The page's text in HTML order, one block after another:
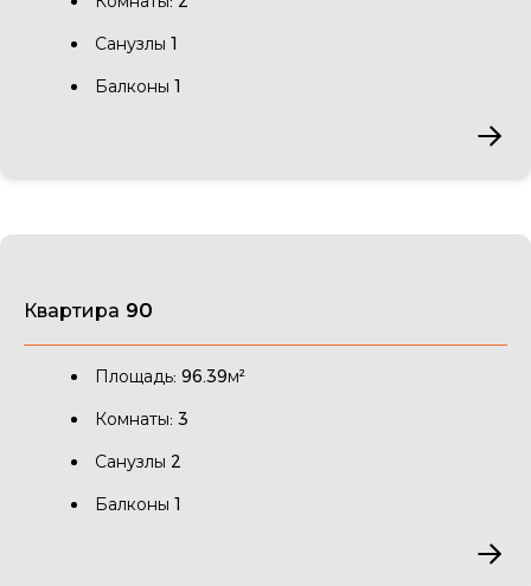
Санузлы 1
Балконы 1
Квартира 90
Площадь: 96.39м²
Комнаты: 3
Санузлы 2
Балконы 1